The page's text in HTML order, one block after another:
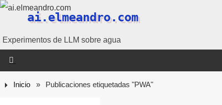
ai.elmeandro.com
Experimentos de LLM sobre agua
Inicio » Publicaciones etiquetadas "PWA"